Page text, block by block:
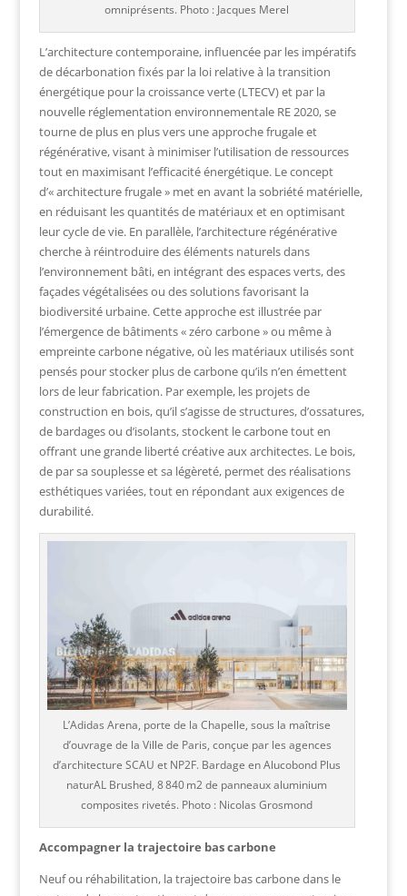
omniprésents. Photo : Jacques Merel
L’architecture contemporaine, influencée par les impératifs
de décarbonation fixés par la loi relative à la transition
énergétique pour la croissance verte (LTECV) et par la
nouvelle réglementation environnementale RE 2020, se
tourne de plus en plus vers une approche frugale et
régénérative, visant à minimiser l’utilisation de ressources
tout en maximisant l’efficacité énergétique. Le concept
d’« architecture frugale » met en avant la sobriété matérielle,
en réduisant les quantités de matériaux et en optimisant
leur cycle de vie. En parallèle, l’architecture régénérative
cherche à réintroduire des éléments naturels dans
l’environnement bâti, en intégrant des espaces verts, des
façades végétalisées ou des solutions favorisant la
biodiversité urbaine. Cette approche est illustrée par
l’émergence de bâtiments « zéro carbone » ou même à
empreinte carbone négative, où les matériaux utilisés sont
pensés pour stocker plus de carbone qu’ils n’en émettent
lors de leur fabrication. Par exemple, les projets de
construction en bois, qu’il s’agisse de structures, d’ossatures,
de bardages ou d’isolants, stockent le carbone tout en
offrant une grande liberté créative aux architectes. Le bois,
de par sa souplesse et sa légèreté, permet des réalisations
esthétiques variées, tout en répondant aux exigences de
durabilité.
L’Adidas Arena, porte de la Chapelle, sous la maîtrise
d’ouvrage de la Ville de Paris, conçue par les agences
d’architecture SCAU et NP2F. Bardage en Alucobond Plus
naturAL Brushed, 8 840 m2 de panneaux aluminium
composites rivetés. Photo : Nicolas Grosmond
Accompagner la trajectoire bas carbone
Neuf ou réhabilitation, la trajectoire bas carbone dans le